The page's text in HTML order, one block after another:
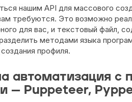
нашим API для массового
требуются. Это возможно
для вас, и текстовый файл,
методами языка
профиля.
автоматизация с
— Puppeteer,